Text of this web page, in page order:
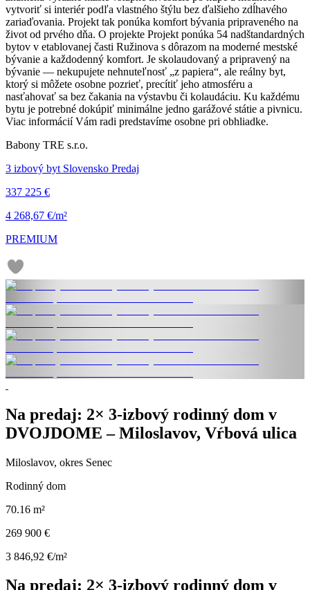
vytvoriť si interiér podľa vlastného štýlu bez ďalšieho zdĺhavého
zariaďovania. Projekt tak ponúka komfort bývania pripraveného na
život od prvého dňa. O projekte Projekt ponúka 54 nadštandardných
bytov v etablovanej časti Ružinova s dôrazom na moderné mestské
bývanie a každodenný komfort. Je skolaudovaný a pripravený na
bývanie — nekupujete nehnuteľnosť „z papiera“, ale reálny byt,
ktorý si môžete osobne pozrieť, precítiť jeho atmosféru a
nasťahovať sa bez čakania na výstavbu či kolaudáciu. Ku každému
bytu je potrebné dokúpiť minimálne jedno garážové státie a pivnicu.
Viac informácií Vám radi predstavíme osobne pri obhliadke.
Babony TRE s.r.o.
3 izbový byt Slovensko Predaj
337 225 €
4 268,67 €/m²
PREMIUM
Na predaj: 2× 3-izbový rodinný dom v
DVOJDOME – Miloslavov, Vŕbová ulica
Miloslavov, okres Senec
Rodinný dom
70.16 m²
269 900 €
3 846,92 €/m²
Na predaj: 2× 3-izbový rodinný dom v